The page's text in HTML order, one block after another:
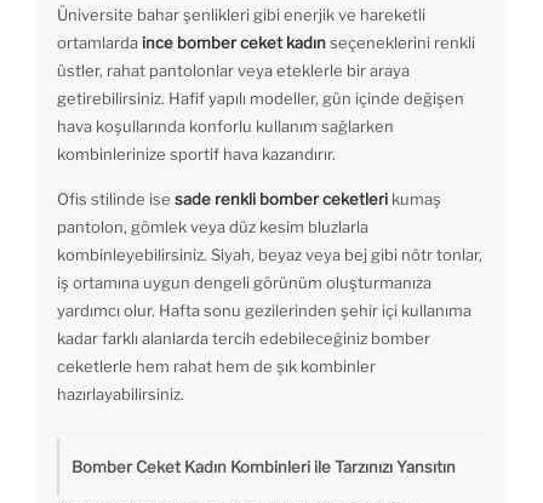
Üniversite bahar şenlikleri gibi enerjik ve hareketli
ortamlarda ince bomber ceket kadınseçeneklerini renkli
üstler, rahat pantolonlar veya eteklerle bir araya
getirebilirsiniz. Hafif yapılı modeller, gün içinde değişen
hava koşullarında konforlu kullanım sağlarken
kombinlerinize sportif hava kazandırır.
Ofis stilinde ise sade renkli bomber ceketleri kumaş
pantolon, gömlek veya düz kesim bluzlarla
kombinleyebilirsiniz. Siyah, beyaz veya bej gibi nötr tonlar,
iş ortamına uygun dengeli görünüm oluşturmanıza
yardımcı olur. Hafta sonu gezilerinden şehir içi kullanıma
kadar farklı alanlarda tercih edebileceğiniz bomber
ceketlerle hem rahat hem de şık kombinler
hazırlayabilirsiniz.
Bomber Ceket Kadın Kombinleri ile Tarzınızı Yansıtın